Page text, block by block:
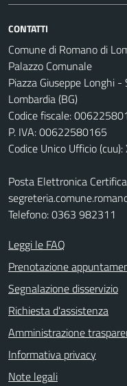
CONTATTI
Comune di Romano di
Palazzo Comunale
Piazza Giuseppe Longhi
Lombardia (BG)
Codice fiscale:
P. IVA: 00622580165
Codice Unico Ufficio
Posta Elettronica
Telefono: 0363 982311
Leggi le FAQ
Prenotazione
Segnalazione disservizio
Richiesta d'assistenza
Amministrazione
Informativa privacy
Note legali